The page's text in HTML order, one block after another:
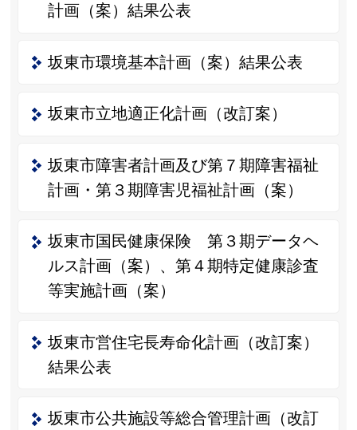
計画（案）結果公表
坂東市環境基本計画（案）結果公表
坂東市立地適正化計画（改訂案）
坂東市障害者計画及び第７期障害福祉
計画・第３期障害児福祉計画（案）
坂東市国民健康保険 第３期データヘ
ルス計画（案）、第４期特定健康診査
等実施計画（案）
坂東市営住宅長寿命化計画（改訂案）
結果公表
坂東市公共施設等総合管理計画（改訂